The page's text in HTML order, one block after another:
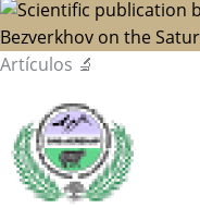
Artículos 🔬